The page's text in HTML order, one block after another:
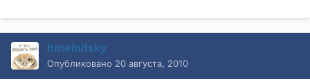
hmelnitsky
Опубликовано 20 августа, 2010